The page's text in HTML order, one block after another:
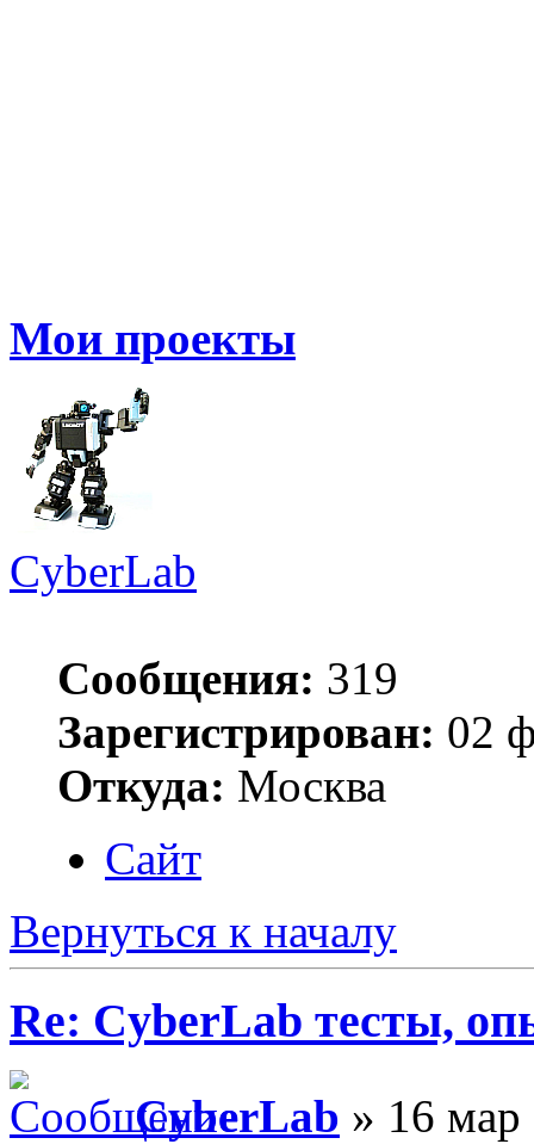
Мои проекты
CyberLab
Сообщения: 319
Зарегистрирован: 02
Откуда: Москва
Сайт
Вернуться к началу
Re: CyberLab тесты,
CyberLab » 16 мар